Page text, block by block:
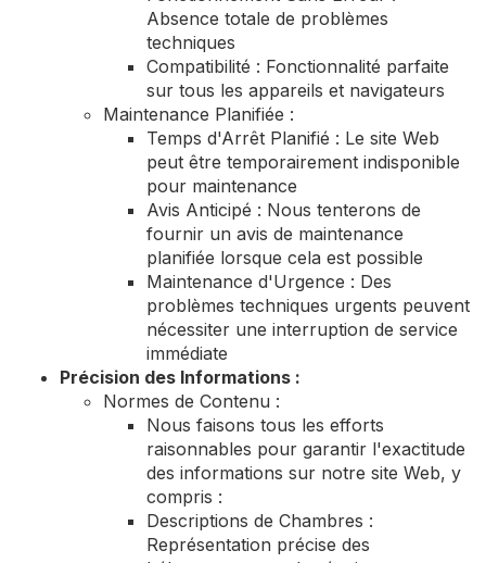
Absence totale de problèmes
techniques
Compatibilité : Fonctionnalité parfaite
sur tous les appareils et navigateurs
Maintenance Planifiée :
Temps d'Arrêt Planifié : Le site Web
peut être temporairement indisponible
pour maintenance
Avis Anticipé : Nous tenterons de
fournir un avis de maintenance
planifiée lorsque cela est possible
Maintenance d'Urgence : Des
problèmes techniques urgents peuvent
nécessiter une interruption de service
immédiate
Précision des Informations :
Normes de Contenu :
Nous faisons tous les efforts
raisonnables pour garantir l'exactitude
des informations sur notre site Web, y
compris :
Descriptions de Chambres :
Représentation précise des